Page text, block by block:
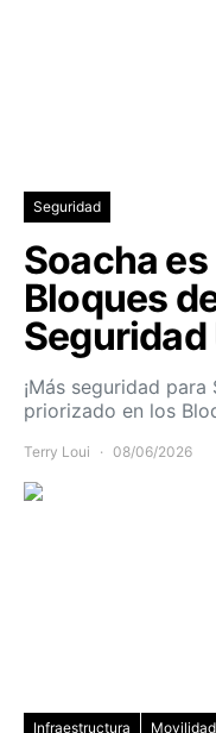
Seguridad
Soacha
Bloques
Seguridad
¡Más seguridad
priorizado en los
Terry Loui 08/06/2026
Infraestructura Movilidad